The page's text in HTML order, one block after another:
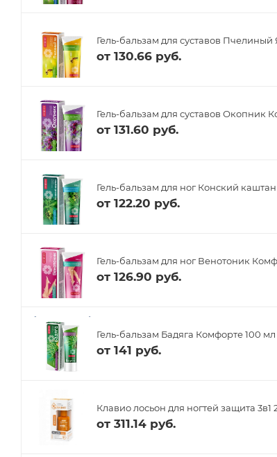
Гель-бальзам для суставов
от 130.66 руб.
Гель-бальзам для суставов Окопник
от 131.60 руб.
Гель-бальзам для ног Конский
от 122.20 руб.
Гель-бальзам для ног Венотоник
от 126.90 руб.
Гель-бальзам Бадяга Комфорте 100 мл
от 141 руб.
Клавио лосьон для ногтей защита 3в1
от 311.14 руб.